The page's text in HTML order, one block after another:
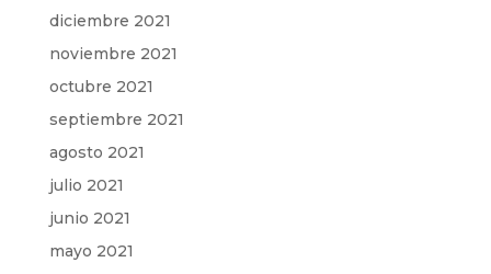
diciembre 2021
noviembre 2021
octubre 2021
septiembre 2021
agosto 2021
julio 2021
junio 2021
mayo 2021